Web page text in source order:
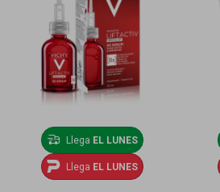
Llega EL LUNES
Llega EL LUNES